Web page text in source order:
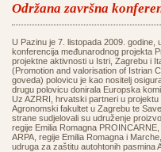
Održana završna
U Pazinu je 7. listopada 2009.
konferencija međunarodnog projekta
projektne aktivnosti u Istri, Zagrebu i
(Promotion and valorisation of Istrian
goveda) polovicu je kao nositelj
drugu polovicu donirala Europska
Uz AZRRI, hrvatski partneri u
Agronomski fakultet u Zagrebu te
strane sudjelovali su udruženje
regije Emilia Romagna
ARPA, regije Emilia Romagna i
udruga za zaštitu autohtonih pasmina